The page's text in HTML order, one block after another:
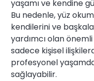
yaşamı ve kendine
Bu nedenle, yüz
kendilerini ve
yardımcı olan
sadece kişisel
profesyonel
sağlayabilir.